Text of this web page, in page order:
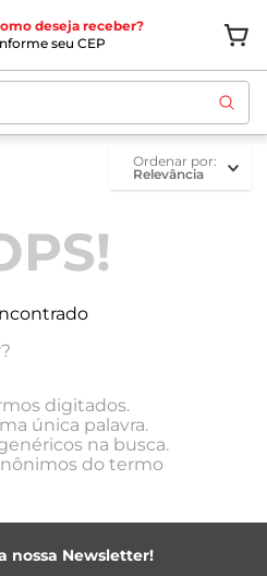
deseja receber?
seu CEP
ordenar por
Relevância
digitados.
única palavra.
na busca.
do termo
nossa Newsletter!